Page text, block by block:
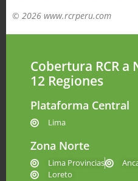
© 2026 www.rcrperu.com
Cobertura RCR a
12 Regiones
Plataforma Central
Lima
Zona Norte
Lima Provincias
Loreto